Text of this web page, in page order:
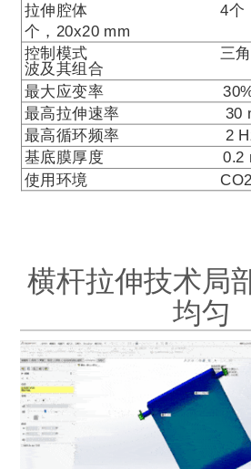
拉伸腔体 4个
个， 20x20 mm
控制模式 三角波、
波及其组合
最大应变率
最高拉伸速率
30
最高循环频率
2
基底膜厚度 0.2
使用环境 CO2
横杆拉伸技术局
均匀